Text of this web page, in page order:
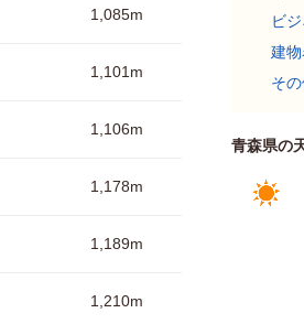
1,085m
1,101m
1,106m
1,178m
1,189m
1,210m
ビ
建
そ
青森県の